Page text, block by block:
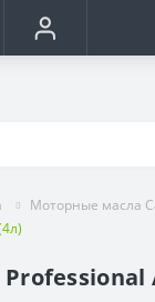
Моторные масла
Professional